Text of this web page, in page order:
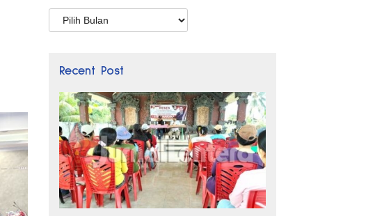
Arsip
Recent Post